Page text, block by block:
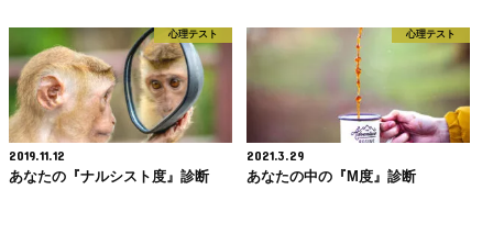
心理テスト
2019.11.12
あなたの『ナルシスト度』診断
心理テスト
2021.3.29
あなたの中の『M度』診断